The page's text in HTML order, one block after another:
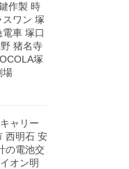
作製 時
ワン 塚
車 塚口
猪名寺
塚
場
ャリー
西明石 安
の電池交
オン明